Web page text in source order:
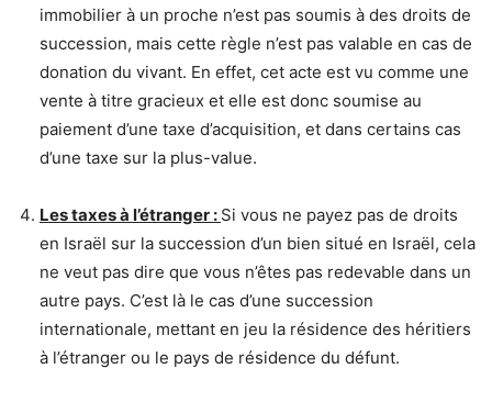
immobilier à un proche n’est pas soumis à des droits de
succession, mais cette règle n’est pas valable en cas de
donation du vivant. En effet, cet acte est vu comme une
vente à titre gracieux et elle est donc soumise au
paiement d’une taxe d’acquisition, et dans certains cas
d’une taxe sur la plus-value.
Les taxes à l’étranger : Si vous ne payez pas de droits
en Israël sur la succession d’un bien situé en Israël, cela
ne veut pas dire que vous n’êtes pas redevable dans un
autre pays. C’est là le cas d’une succession
internationale, mettant en jeu la résidence des héritiers
à l’étranger ou le pays de résidence du défunt.